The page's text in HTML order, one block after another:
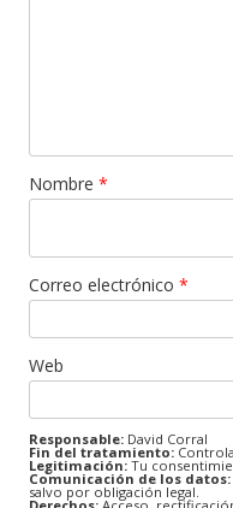
Nombre *
Correo electrónico *
Web
Responsable: David Corral
Fin del tratamiento:
Legitimación: Tu
Comunicación de los datos:
salvo por obligación legal.